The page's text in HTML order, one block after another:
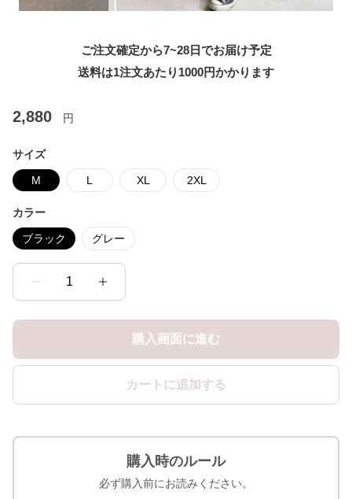
ご注文確定から7~28日でお届け予定
送料は1注文あたり 1000円かかります
2,880 円
サイズ
M L XL 2XL
カラー
ブラック グレー
1
購入画面に進む
カートに追加する
購入時のルール
必ず購入前にお読みください。